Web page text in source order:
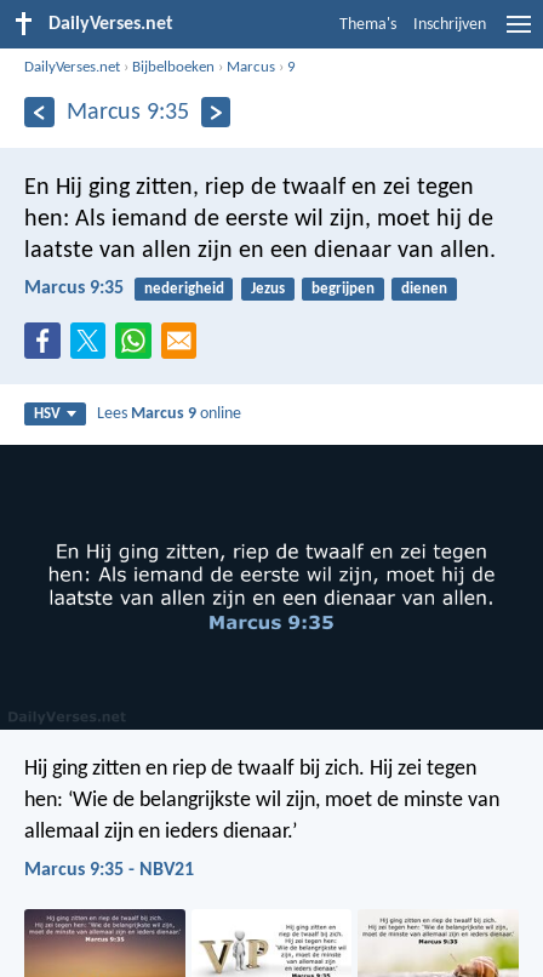
DailyVerses.net Thema's Inschrijven
DailyVerses.net › Bijbelboeken › Marcus › 9
Marcus 9:35
En Hij ging zitten, riep de twaalf en zei tegen
hen: Als iemand de eerste wil zijn, moet hij de
laatste van allen zijn en een dienaar van allen.
Marcus 9:35 nederigheid Jezus begrijpen dienen
HSV Lees Marcus 9 online
Hij ging zitten en riep de twaalf bij zich. Hij zei tegen
hen: ‘Wie de belangrijkste wil zijn, moet de minste van
allemaal zijn en ieders dienaar.’
Marcus 9:35 - NBV21